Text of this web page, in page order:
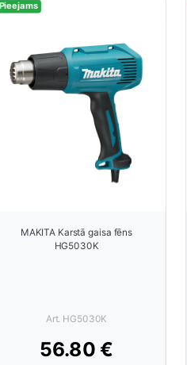
Pieejams
MAKITA Karstā gaisa fēns
HG5030K
Art. HG5030K
56.80 €